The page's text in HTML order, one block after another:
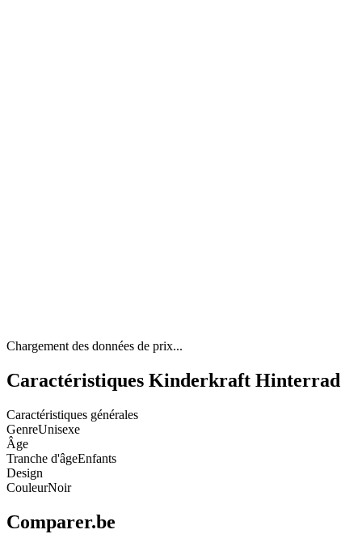
Chargement des données de prix...
Caractéristiques Kinderkraft Hinterrad
Caractéristiques générales
GenreUnisexe
Âge
Tranche d'âgeEnfants
Design
CouleurNoir
Comparer.be